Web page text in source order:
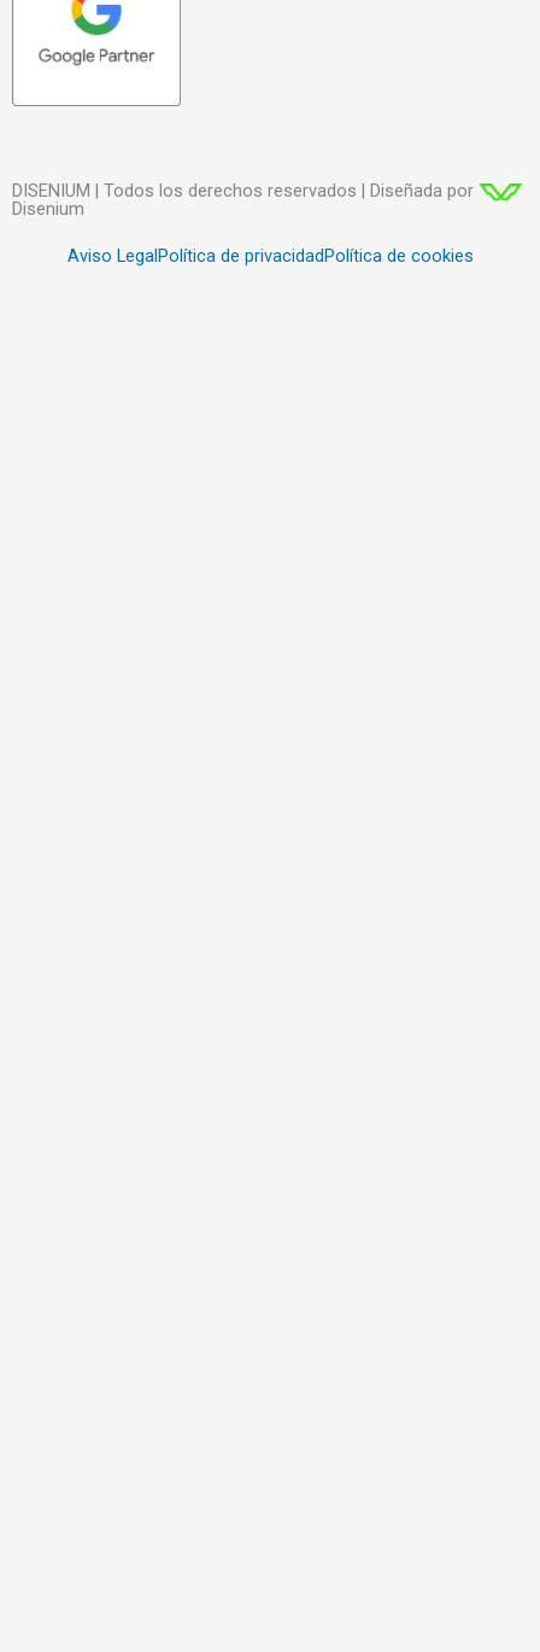
DISENIUM | Todos los derechos reservados | Diseñada por
Disenium
Aviso LegalPolítica de privacidadPolítica de cookies